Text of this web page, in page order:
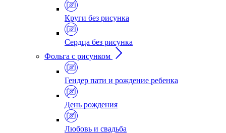
Круги без рисунка
Сердца без рисунка
Фольга с рисунком
Гендер пати и рождение ребенка
День рождения
Любовь и свадьба